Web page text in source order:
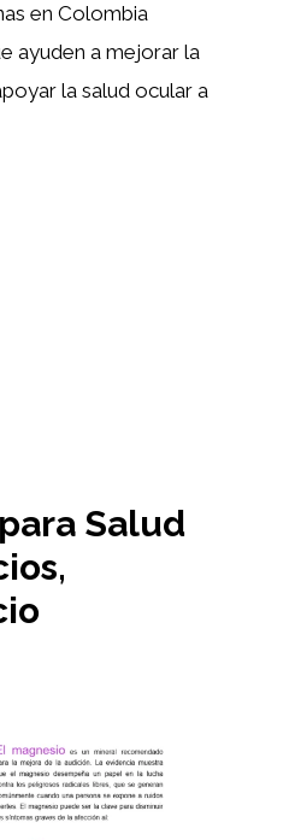
en Colombia
ayuden a mejorar la
la salud ocular a
Salud